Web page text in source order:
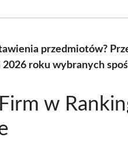
przedmiotów?
roku wybranych
w